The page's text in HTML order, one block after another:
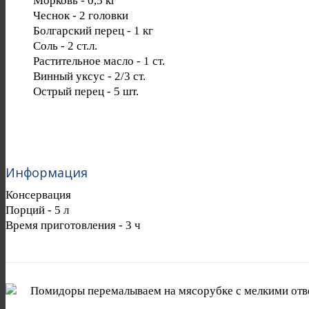
Чеснок- 2 головки
Болгарский перец - 1 кг
Соль - 2 ст.л.
Растительное масло - 1 ст.
Винный уксус - 2/3 ст.
Острый перец - 5 шт.
Информация
Консервация
Порций - 5 л
Время приготовления - 3 ч
Помидоры перемалываем на мясорубке с мелкими